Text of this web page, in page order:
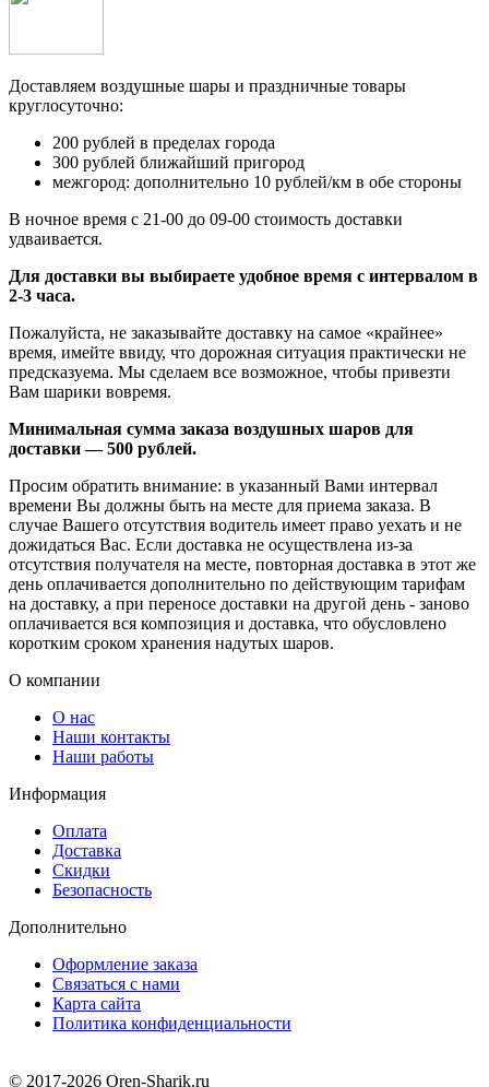
Доставляем воздушные шары и праздничные товары
круглосуточно:
200 рублей в пределах города
300 рублей ближайший пригород
межгород: дополнительно 10 рублей/км в обе стороны
В ночное время с 21-00 до 09-00 стоимость доставки
удваивается.
Для доставки вы выбираете удобное время с интервалом в
2-3 часа.
Пожалуйста, не заказывайте доставку на самое «крайнее»
время, имейте ввиду, что дорожная ситуация практически не
предсказуема. Мы сделаем все возможное, чтобы привезти
Вам шарики вовремя.
Минимальная сумма заказа воздушных шаров для
доставки — 500 рублей.
Просим обратить внимание: в указанный Вами интервал
времени Вы должны быть на месте для приема заказа. В
случае Вашего отсутствия водитель имеет право уехать и не
дожидаться Вас. Если доставка не осуществлена из-за
отсутствия получателя на месте, повторная доставка в этот же
день оплачивается дополнительно по действующим тарифам
на доставку, а при переносе доставки на другой день - заново
оплачивается вся композиция и доставка, что обусловлено
коротким сроком хранения надутых шаров.
О компании
О нас
Наши контакты
Наши работы
Информация
Оплата
Доставка
Скидки
Безопасность
Дополнительно
Оформление заказа
Связаться с нами
Карта сайта
Политика конфиденциальности
© 2017-2026 Oren-Sharik.ru